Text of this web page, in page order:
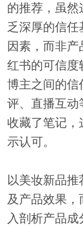
的推荐，虽然
乏深厚的信
因素，而非
红书的可信度
博主之间的信
评、直播互动
收藏了笔记，
示认可。
以美妆新品
及产品效果，
入剖析产品